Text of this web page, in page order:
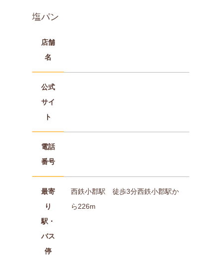
塩パン
店舗
名
公式
サイ
ト
電話
番号
最寄
り
駅・
バス
停
西鉄小郡駅 徒歩3分西鉄小郡駅か
ら226m